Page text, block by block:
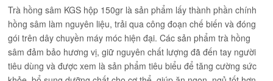
Trà hồng sâm KGS hộp 150gr là sản phẩm lấy thành phần chính
hồng sâm làm nguyên liệu, trải qua công đoạn chế biến và đóng
gói trên dây chuyền máy móc hiện đại. Các sản phẩm trà hồng
sâm đảm bảo hương vị, giữ nguyên chất lượng đã đến tay người
tiêu dùng và được xem là sản phẩm tiêu biểu để tăng cường sức